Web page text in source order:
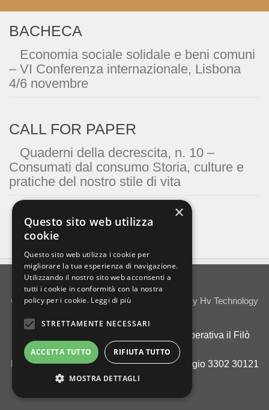
BACHECA
Economia sociale solidale e beni comuni
– VI Conferenza internazionale, Lisbona
4/6 novembre
CALL FOR PAPER
Quaderni della decrescita, n. 10 –
Consumati dal consumo Storia, culture e
pratiche del nostro stile di vita
Quaderni Della Decrescita © 2023
Designed By Hv Technology
Privacy Policy
Società Cooperativa il Filò
BDES
Luogo di pubblicazione :Venezia Cannaregio 3302 30121
Venezia
×
Questo sito web utilizza
cookie
Questo sito web utilizza i cookie per
migliorare la tua esperienza di navigazione.
Utilizzando il nostro sito web acconsenti a
tutti i cookie in conformità con la nostra
policy per i cookie. Leggi di più
STRETTAMENTE NECESSARI
ACCETTA TUTTO RIFIUTA TUTTO
MOSTRA DETTAGLI